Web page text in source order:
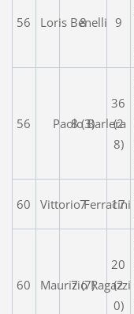
56 Loris Benelli
8 9
56 Paolo Barlera
8 (3)
36
(2
8)
60 Vittorio Ferracini
7 17
60 Maurizio Ragazzi
7 (7)
20
(2
0)